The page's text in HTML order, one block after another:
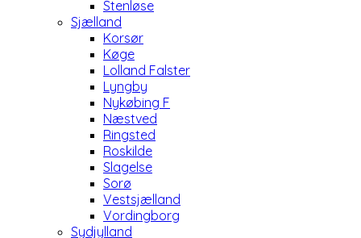
Stenløse
Sjælland
Korsør
Køge
Lolland Falster
Lyngby
Nykøbing F
Næstved
Ringsted
Roskilde
Slagelse
Sorø
Vestsjælland
Vordingborg
Sydjylland